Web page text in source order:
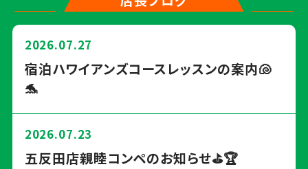
2026.07.27
宿泊ハワイアンズコースレッスンの案内🐚
🐬
2026.07.23
五反田店親睦コンペのお知らせ⛳🏆